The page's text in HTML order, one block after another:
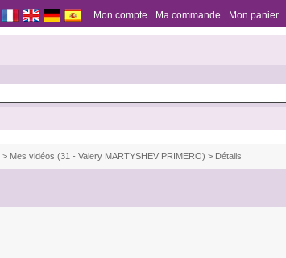
Mon compte Ma commande Mon panier
> Mes vidéos (31 - Valery MARTYSHEV PRIMERO) > Détails